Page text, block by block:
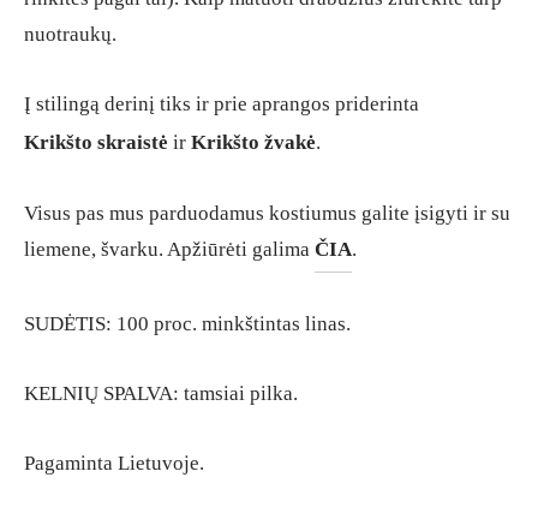
nuotraukų.
Į stilingą derinį tiks ir prie aprangos priderinta
Krikšto skraistė ir Krikšto žvakė.
Visus pas mus parduodamus kostiumus galite įsigyti ir su
liemene, švarku. Apžiūrėti galima ČIA.
SUDĖTIS: 100 proc. minkštintas linas.
KELNIŲ SPALVA: tamsiai pilka.
Pagaminta Lietuvoje.